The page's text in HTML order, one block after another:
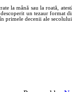
la mână sau la roată,
un tezaur
primele decenii ale